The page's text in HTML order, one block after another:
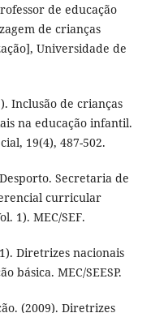
de educação
de crianças
Universidade de
Inclusão de crianças
na educação infantil.
19(4), 487-502.
Secretaria de
curricular
1). MEC/SEF.
Diretrizes nacionais
básica. MEC/SEESP.
(2009). Diretrizes